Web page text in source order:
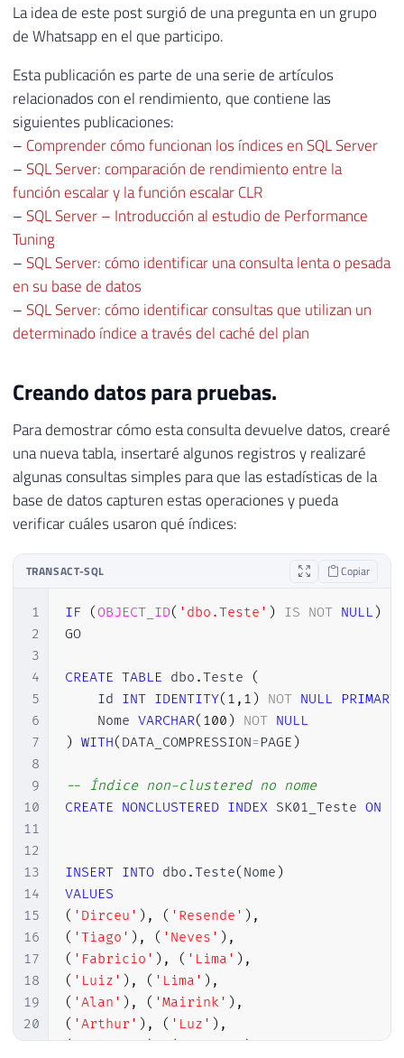
La idea de este post surgió de una pregunta en un grupo
de Whatsapp en el que participo.
Esta publicación es parte de una serie de artículos
relacionados con el rendimiento, que contiene las
siguientes publicaciones:
– Comprender cómo funcionan los índices en SQL Server
–SQL Server: comparación de rendimiento entre la
función escalar y la función escalar CLR
–SQL Server – Introducción al estudio de Performance
Tuning
–SQL Server: cómo identificar una consulta lenta o pesada
en su base de datos
–SQL Server: cómo identificar consultas que utilizan un
determinado índice a través del caché del plan
Creando datos para pruebas.
Para demostrar cómo esta consulta devuelve datos, crearé
una nueva tabla, insertaré algunos registros y realizaré
algunas consultas simples para que las estadísticas de la
base de datos capturen estas operaciones y pueda
verificar cuáles usaron qué índices:
TRANSACT-SQL Copiar
1
2
3
4
5
6
7
8
9
10
11
12
13
14
15
16
17
18
19
20
21
IF (OBJECT_ID( 'dbo.Teste' ) IS NOT NULL )
GO
CREATE TABLE dbo .Teste
(
    Id
INT IDENTITY( 1 , 1 ) NOT NULL
PRIMARY
    Nome
VARCHAR( 100 ) NOT NULL
) WITH( DATA_COMPRESSION=PAGE )
-- Índice non-clustered no nome
CREATE NONCLUSTERED INDEX SK01_Teste ON
INSERT INTO dbo .Teste( Nome )
VALUES
( 'Dirceu' ) , ( 'Resende' ) ,
( 'Tiago' ) , ( 'Neves' ) ,
( 'Fabricio' ) , ( 'Lima' ) ,
( 'Luiz' ) , ( 'Lima' ) ,
( 'Alan' ) , ( 'Mairink' ) ,
( 'Arthur' ) , ( 'Luz' ) ,
('Fabiano'), ('Amorim'),